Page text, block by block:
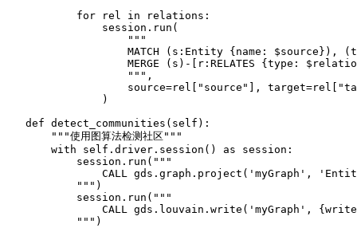
for rel in relations:
                session.run(
"""
MATCH (s:Entity {name: $source}),
MERGE (s)-[r:RELATES {type:
                    """
,
                    source=rel[
"source" ], target=rel[
                )
def detect_communities ( self ):
"""使用图算法检测社区"""
with
self .driver.session() as session:
            session.run(
"""
CALL gds.graph.project('myGraph',
            """
)
            session.run(
"""
CALL gds.louvain.write('myGraph',
            """
)